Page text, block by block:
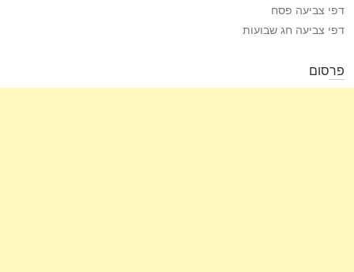
דפי צביעה פסח
דפי צביעה חג שבועות
פרסום